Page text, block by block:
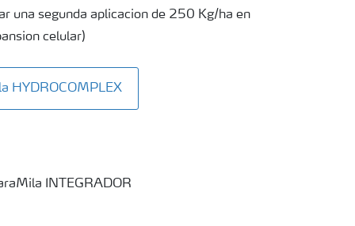
una segunda aplicacion de 250 Kg/ha en
celular)
HYDROCOMPLEX